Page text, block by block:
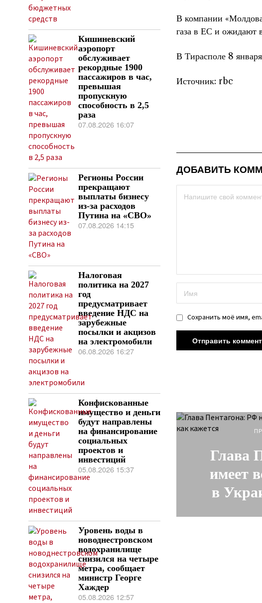
В компании
газа в ЕС и ожидают
В Тирасполе 8
Источник: rbc
ДОБАВИТЬ
Сохранить моё имя,
Глава
имеет
в
Кишиневский
аэропорт
обслуживает
рекордные 1900
пассажиров в час,
превышая
пропускную
способность в 2,5
раза
07.08.2026 16:07
Регионы России
прекращают
выплаты бизнесу
из-за расходов
Путина на «СВО»
07.08.2026 14:15
Налоговая
политика на 2027
год
предусматривает
введение НДС на
зарубежные
посылки и акцизов
на электромобили
06.08.2026 16:27
Конфискованные
имущество и деньги
будут направлены
на финансирование
социальных
проектов и
инвестиций
05.08.2026 15:37
Уровень воды в
новоднестровском
водохранилище
снизился на четыре
метра, сообщает
министр Георге
Хаждер
05.08.2026 12:57